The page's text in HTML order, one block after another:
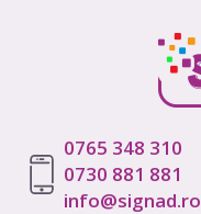
0765 348 310
0730 881 881
info@signad.ro